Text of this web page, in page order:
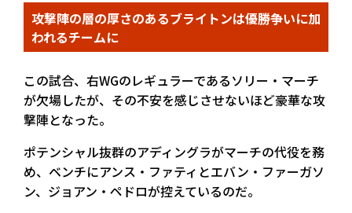
攻撃陣の層の厚さのあるブライトンは優勝争いに加
われるチームに
この試合、右WGのレギュラーであるソリー・マーチ
が欠場したが、その不安を感じさせないほど豪華な攻
撃陣となった。
ポテンシャル抜群のアディングラがマーチの代役を務
め、ベンチにアンス・ファティとエバン・ファーガソ
ン、ジョアン・ペドロが控えているのだ。